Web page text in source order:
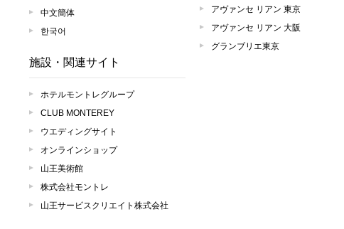
中文簡体
한국어
施設・関連サイト
ホテルモントレグループ
CLUB MONTEREY
ウエディングサイト
オンラインショップ
山王美術館
株式会社モントレ
山王サービスクリエイト株式会社
アヴァンセ リアン 東京
アヴァンセ リアン 大阪
グランブリエ東京